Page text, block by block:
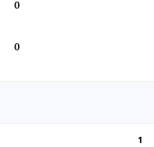
0
0
1